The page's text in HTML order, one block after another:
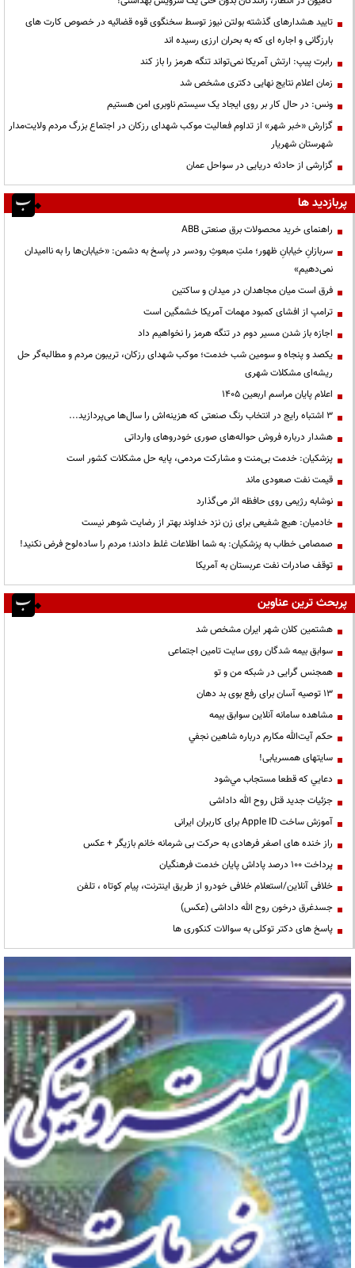
تایید هشدارهای گذشته بولتن نیوز توسط سخنگوی قوه قضائیه در خصوص کارت های
بارزگانی و اجاره ای که به بحران ارزی رسیده اند
رابرت پیپ: ارتش آمریکا نمی‌تواند تنگه هرمز را باز کند
زمان اعلام نتایج نهایی دکتری مشخص شد
ونس: در حال کار بر روی ایجاد یک سیستم ناوبری امن هستیم
گزارش «خبر شهر» از تداوم فعالیت موکب شهدای رزکان در اجتماع بزرگ مردم ولایت‌مدار
شهرستان شهریار
گزارشی از حادثه دریایی در سواحل عمان
پربازدید ها
راهنمای خرید محصولات برق صنعتی ABB
سربازانِ خیابانِ ظهور؛ ملتِ مبعوثِ رودسر در پاسخ به دشمن: «خیابان‌ها را به ناامیدان
نمی‌دهیم»
فرق است میان مجاهدان در میدان و ساکتین
ترامپ از افشای کمبود مهمات آمریکا خشمگین است
اجازه باز شدن مسیر دوم در تنگه هرمز را نخواهیم داد
یکصد و پنجاه و سومین شب خدمت؛ موکب شهدای رزکان، تریبون مردم و مطالبه‌گر حل
ریشه‌ای مشکلات شهری
اعلام پایان مراسم اربعین ۱۴۰۵
3 اشتباه رایج در انتخاب رنگ صنعتی که هزینه‌اش را سال‌ها می‌پردازید...
هشدار درباره فروش حواله‌های صوری خودروهای وارداتی
پزشکیان: خدمت بی‌منت و مشارکت مردمی، پایه حل مشکلات کشور است
قیمت نفت صعودی ماند
نوشابه رژیمی روی حافظه اثر می‌گذارد
خادمیان: هیچ شفیعی برای زن نزد خداوند بهتر از رضایت شوهر نیست
صمصامی خطاب به پزشکیان: به شما اطلاعات غلط دادند؛ مردم را ساده‌لوح فرض نکنید!
توقف صادرات نفت عربستان به آمریکا
پربحث ترین عناوین
هشتمین کلان شهر ایران مشخص شد
سوابق بیمه شدگان روی سایت تامین اجتماعی
همجنس گرایی در شبکه من و تو
13 توصیه آسان برای رفع بوی بد دهان
مشاهده سامانه آنلاين سوابق بیمه
حكم آيت‌الله مكارم درباره شاهين نجفي
سایتهای همسریابی!
دعايي كه قطعا مستجاب مي‌شود
جزئیات جدید قتل روح الله داداشی
آموزش ساخت Apple ID برای کاربران ایرانی
راز خنده های اصغر فرهادی به حرکت بی شرمانه خانم بازیگر + عکس
پرداخت ۱۰۰ درصد پاداش پایان خدمت فرهنگیان
خلافی آنلاین/استعلام خلافی خودرو از طریق اینترنت، پیام کوتاه ، تلفن
جسدغرق درخون روح الله داداشی (عکس)
پاسخ های دکتر توکلی به سوالات کنکوری ها